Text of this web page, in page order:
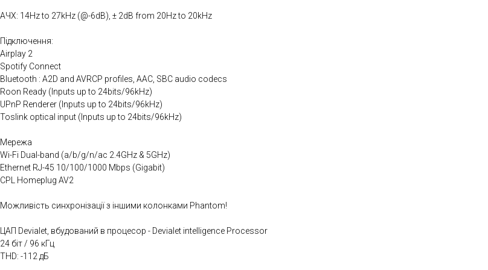
АЧХ: 14Hz to 27kHz (@-6dB), ± 2dB from 20Hz to 20kHz
Підключення:
Airplay 2
Spotify Connect
Bluetooth : A2D and AVRCP profiles, AAC, SBC audio codecs
Roon Ready (Inputs up to 24bits/96kHz)
UPnP Renderer (Inputs up to 24bits/96kHz)
Toslink optical input (Inputs up to 24bits/96kHz)
Мережа
Wi-Fi Dual-band (a/b/g/n/ac 2.4GHz & 5GHz)
Ethernet RJ-45 10/100/1000 Mbps (Gigabit)
CPL Homeplug AV2
Можливість синхронізації з іншими колонками Phantom!
ЦАП Devialet, вбудований в процесор - Devialet intelligence Processor
24 біт / 96 кГц
THD: -112 дБ